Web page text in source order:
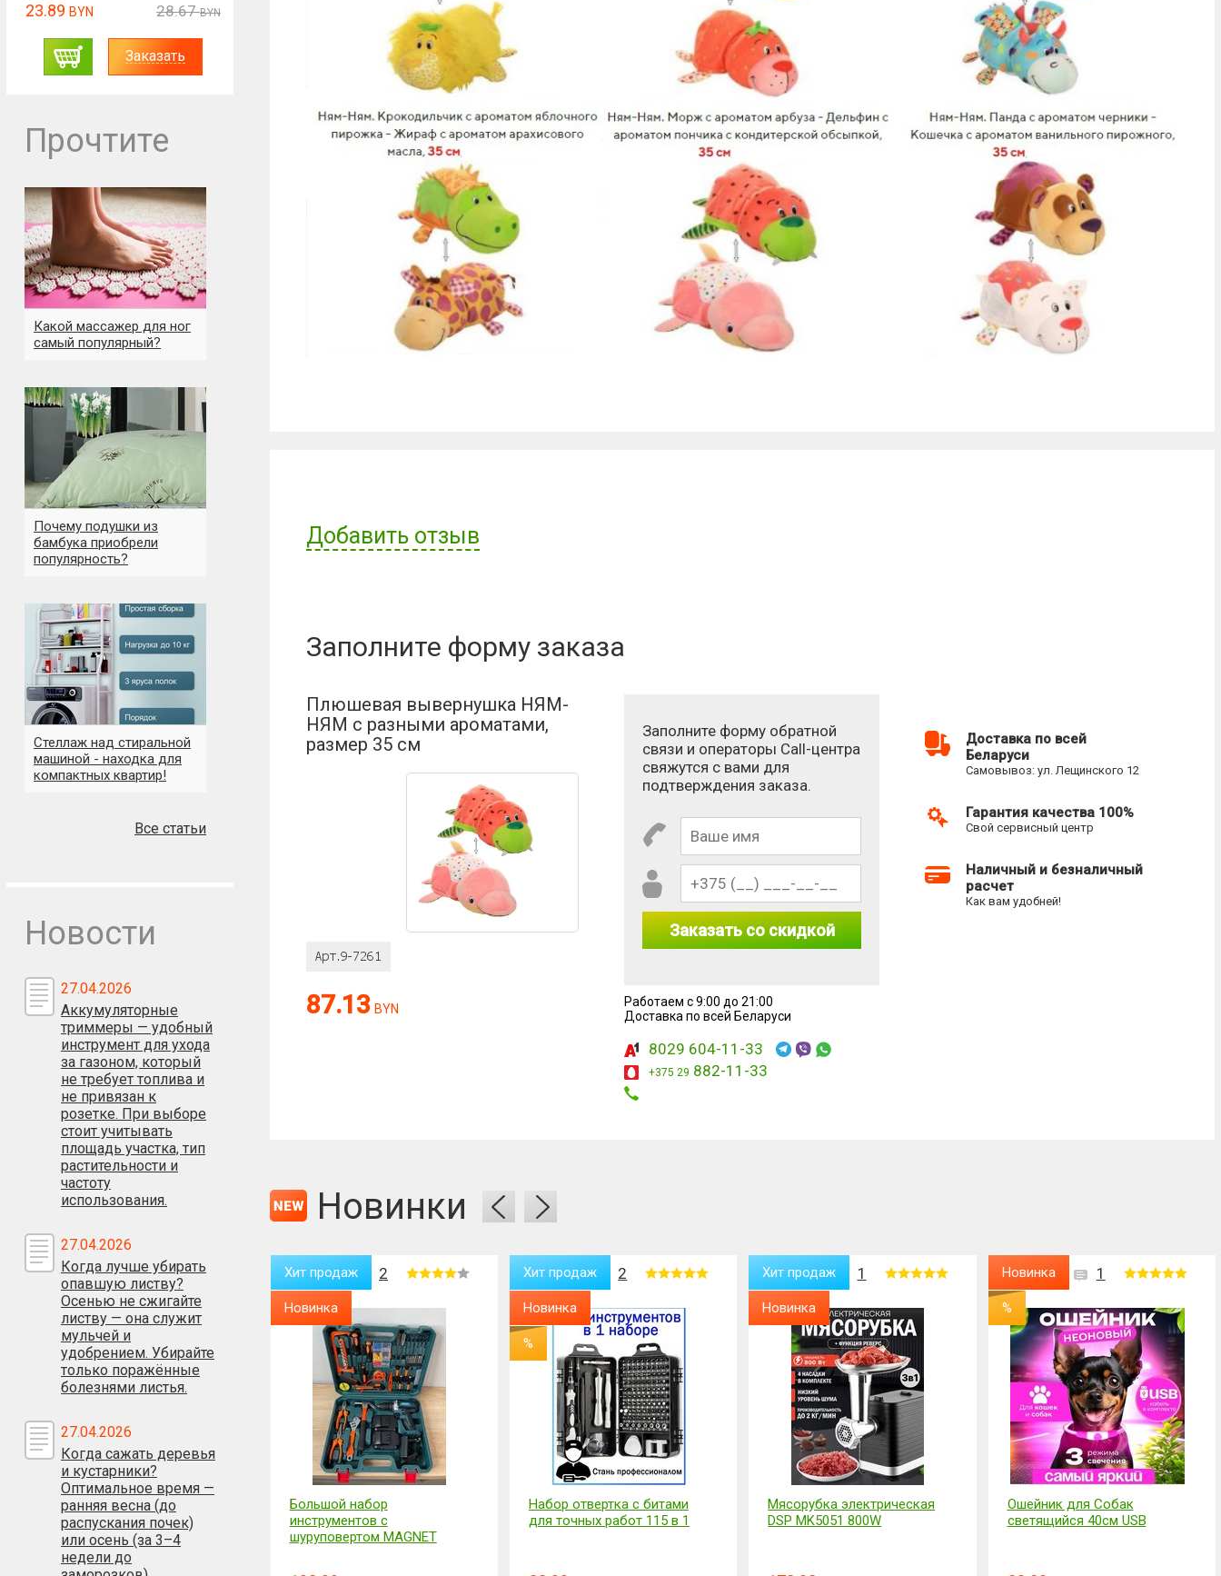
23.89 BYN 28.67 BYN
Заказать
Прочтите
Какой массажер для ног
самый популярный?
Почему подушки из
бамбука приобрели
популярность?
Стеллаж над стиральной
машиной - находка для
компактных квартир!
Все статьи
Новости
27.04.2026
Аккумуляторные
триммеры — удобный
инструмент для ухода
за газоном, который
не требует топлива и
не привязан к
розетке. При выборе
стоит учитывать
площадь участка, тип
растительности и
частоту
использования.
27.04.2026
Когда лучше убирать
опавшую листву?
Осенью не сжигайте
листву — она служит
мульчей и
удобрением. Убирайте
только поражённые
болезнями листья.
27.04.2026
Когда сажать деревья
и кустарники?
Оптимальное время —
ранняя весна (до
распускания почек)
или осень (за 3–4
недели до
Добавить отзыв
Отзыв:
Сколько будет 10 × 2?
Заполните форму заказа
Плюшевая вывернушка НЯМ-
НЯМ с разными ароматами,
размер 35 см
87.13 BYN
Заполните форму обратной
связи и операторы Call-центра
свяжутся с вами для
подтверждения заказа.
Заказать со скидкой
Работаем с 9:00 до 21:00
Доставка по всей Беларуси
8029 604-11-33
+375 29 882-11-33
Доставка по всей
Беларуси
Самовывоз: ул. Лещинского 12
Гарантия качества 100%
Свой сервисный центр
Наличный и безналичный
расчет
Как вам удобней!
Новинки
2
Хит продаж
Новинка
Видеорегистратор + камера
заднего вида VIDEO
CARDVR FULL HD 1080P
2
Хит продаж
Новинка
Большой набор
инструментов с
шуруповертом MAGNET
2
Хит продаж
Новинка
%
Набор отвертка с битами
для точных работ 115 в 1
1
Хит продаж
Новинка
Мясорубка электрическая
DSP MK5051 800W
1
Новинка
%
Ошейник для Собак
светящийся 40см USB